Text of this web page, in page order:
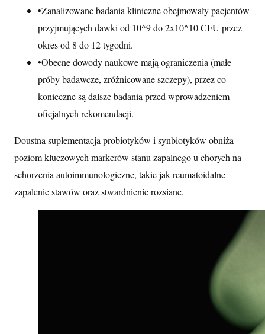
•Zanalizowane badania kliniczne obejmowały pacjentów
przyjmujących dawki od 10^9 do 2x10^10 CFU przez
okres od 8 do 12 tygodni.
•Obecne dowody naukowe mają ograniczenia (małe
próby badawcze, zróżnicowane szczepy), przez co
konieczne są dalsze badania przed wprowadzeniem
oficjalnych rekomendacji.
Doustna suplementacja probiotyków i synbiotyków obniża
poziom kluczowych markerów stanu zapalnego u chorych na
schorzenia autoimmunologiczne, takie jak reumatoidalne
zapalenie stawów oraz stwardnienie rozsiane.